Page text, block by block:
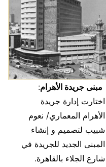
مبنى جريدة الأهرام:
اختارت إدارة جريدة
الأهرام المعماري/ نعوم
شبيب لتصميم و إنشاء
المبنى الجديد للجريدة في
شارع الجلاء بالقاهرة.